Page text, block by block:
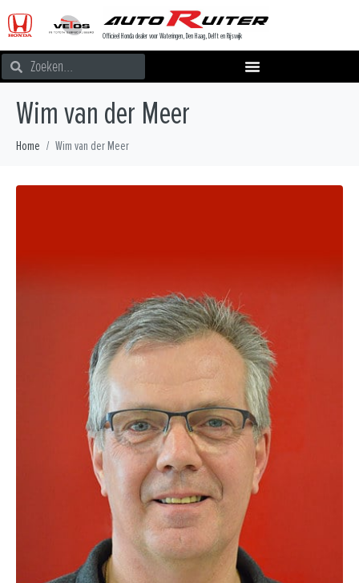
Officieel Honda dealer voor Wateringen, Den Haag, Delft en Rijswijk
Wim van der Meer
Home Wim van der Meer